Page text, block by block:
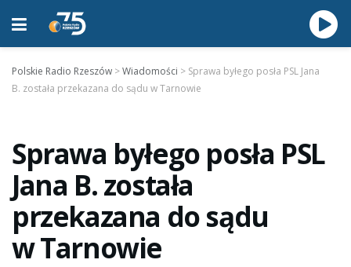
Polskie Radio Rzeszów >Wiadomości > Sprawa byłego posła PSL Jana
B. została przekazana do sądu w Tarnowie
Sprawa byłego posła PSL
Jana B. została
przekazana do sądu
w Tarnowie